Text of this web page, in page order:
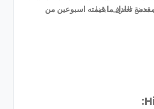
بعض الغرف ايضا .
تعادل ما قيمته اسبوعين من